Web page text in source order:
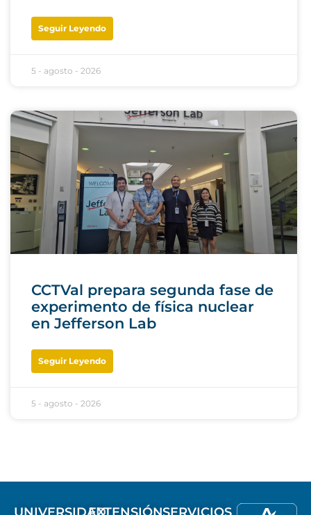
Seguir Leyendo
5 - agosto - 2026
CCTVal prepara segunda fase de
experimento de física nuclear
en Jefferson Lab
Seguir Leyendo
5 - agosto - 2026